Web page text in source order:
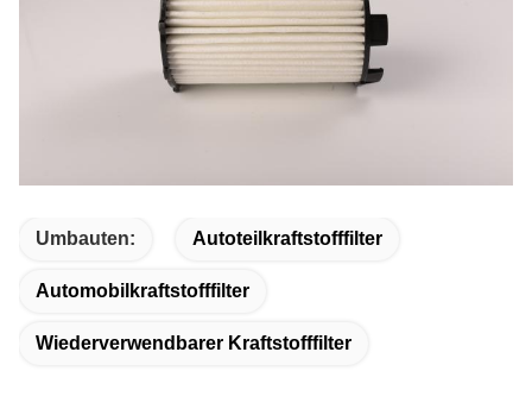
Umbauten: Autoteilkraftstofffilter
Automobilkraftstofffilter
Wiederverwendbarer Kraftstofffilter